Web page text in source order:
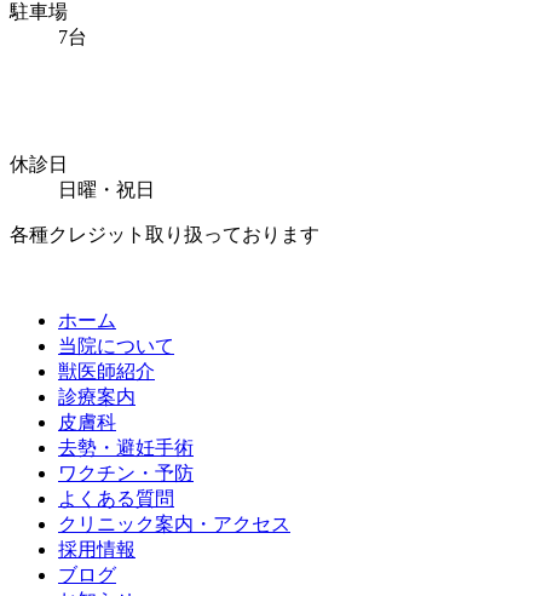
駐車場
7台
休診日
日曜・祝日
各種クレジット取り扱っております
ホーム
当院について
獣医師紹介
診療案内
皮膚科
去勢・避妊手術
ワクチン・予防
よくある質問
クリニック案内・アクセス
採用情報
ブログ